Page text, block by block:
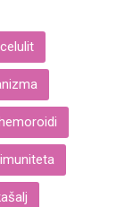
celulit
hemoroidi